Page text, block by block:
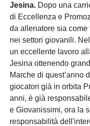
Jesina. Dopo una
di Eccellenza e
da allenatore sia
nei settori giovanili.
un eccellente lavoro
Jesina ottenendo
Marche di quest’anno
giocatori già in orbita
anni, è già
e Giovanissimi, ora la
responsabilità